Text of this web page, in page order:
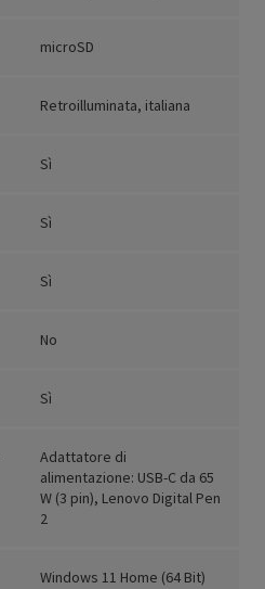
microSD
Retroilluminata, italiana
Sì
Sì
Sì
No
Sì
Adattatore di
alimentazione: USB-C da 65
W (3 pin), Lenovo Digital Pen
2
Windows 11 Home (64 Bit)